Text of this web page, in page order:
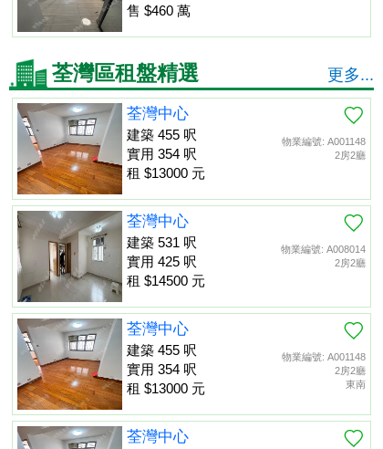
售 $460 萬
荃灣區租盤精選 更多...
物業編號: A001148
2房2廳
荃灣中心
建築 455 呎
實用 354 呎
租 $13000 元
物業編號: A008014
2房2廳
荃灣中心
建築 531 呎
實用 425 呎
租 $14500 元
物業編號: A001148
2房2廳
東南
荃灣中心
建築 455 呎
實用 354 呎
租 $13000 元
荃灣中心